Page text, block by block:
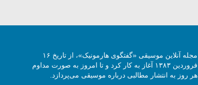
مجله آنلاین موسیقی «گفتگوی هارمونیک»، از تاریخ ۱۶
فروردین ۱۳۸۳ آغاز به کار کرد و تا امروز به صورت مداوم
هر روز به انتشار مطالبی درباره موسیقی می‌پردازد.